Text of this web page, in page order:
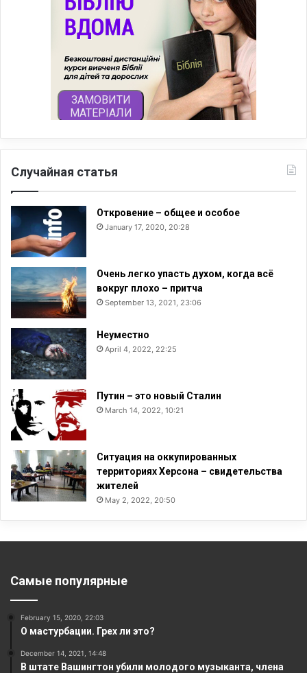
Случайная статья
Откровение – общее и особое
January 17, 2020, 20:28
Очень легко упасть духом, когда всё
вокруг плохо – притча
September 13, 2021, 23:06
Неуместно
April 4, 2022, 22:25
Путин – это новый Сталин
March 14, 2022, 10:21
Ситуация на оккупированных
территориях Херсона – свидетельства
жителей
May 2, 2022, 20:50
Самые популярные
February 15, 2020, 22:03
О мастурбации. Грех ли это?
December 14, 2021, 14:48
В штате Вашингтон убили молодого музыканта, члена